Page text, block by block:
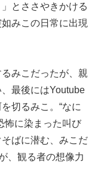
とささやきかける
みこの日常に出現
みこだったが、親
最後にはYoutube
切るみこ。“なに
怖に染まった叫び
ばに潜む、みこだ
、観る者の想像力